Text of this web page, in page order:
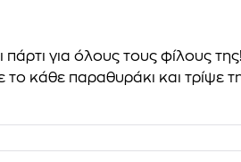
πάρτι για όλους τους φίλους
κάθε παραθυράκι και τρίψε